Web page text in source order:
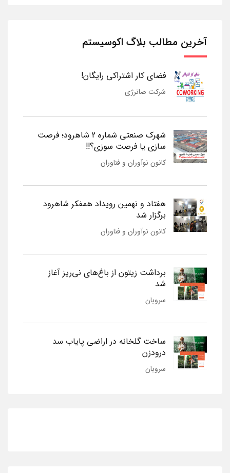
آخرین مطالب بلاگ اکوسیستم
فضای کار اشتراکی رایگان!
شرکت صانرژی
شهرک صنعتی شماره 2 شاهرود؛ فرصت
سازی یا فرصت سوزی؟!!
کانون نوآوران و فناوران
هفتاد و نهمین رویداد همفکر شاهرود
برگزار شد
کانون نوآوران و فناوران
برداشت زیتون از باغ‌های نی‌ریز آغاز
شد
سروبان
ساخت گلخانه در اراضی پایاب سد
درودزن
سروبان